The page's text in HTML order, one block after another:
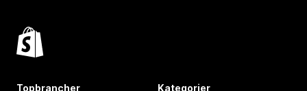
Topbrancher Kategorier